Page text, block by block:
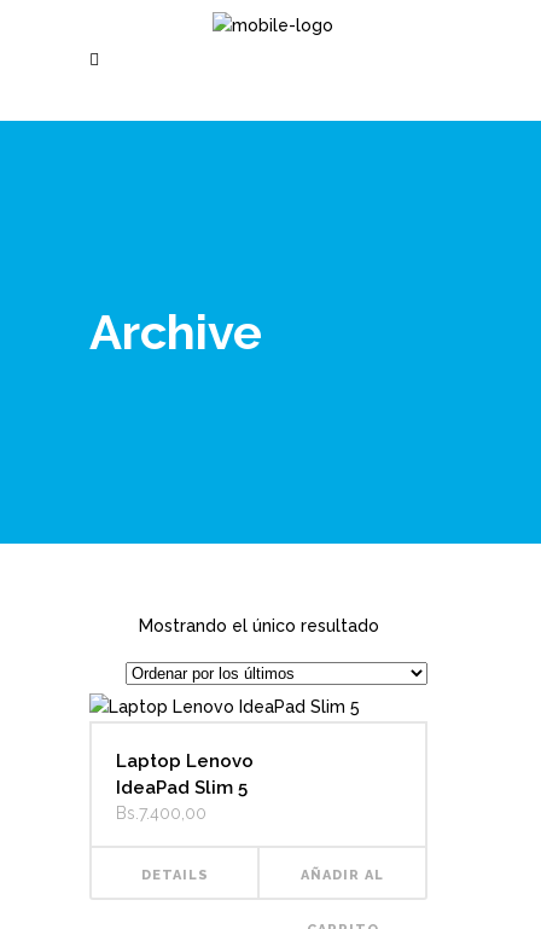
Archive
Mostrando el único resultado
Laptop Lenovo
IdeaPad Slim 5
Bs. 7.400,00
DETAILS AÑADIR AL